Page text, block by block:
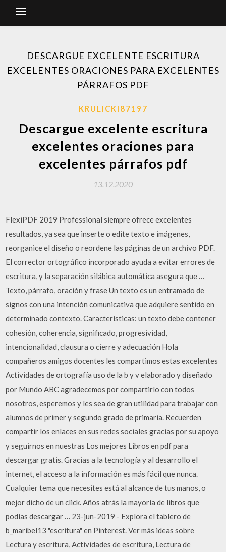
DESCARGUE EXCELENTE ESCRITURA
EXCELENTES ORACIONES PARA EXCELENTES
PÁRRAFOS PDF
KRULICKI87197
Descargue excelente escritura
excelentes oraciones para
excelentes párrafos pdf
13.12.2020
FlexiPDF 2019 Professional siempre ofrece excelentes
resultados, ya sea que inserte o edite texto e imágenes,
reorganice el diseño o reordene las páginas de un archivo PDF.
El corrector ortográfico incorporado ayuda a evitar errores de
escritura, y la separación silábica automática asegura que …
Texto, párrafo, oración y frase Un texto es un entramado de
signos con una intención comunicativa que adquiere sentido en
determinado contexto. Características: un texto debe contener
cohesión, coherencia, significado, progresividad,
intencionalidad, clausura o cierre y adecuación Hola
compañeros amigos docentes les compartimos estas excelentes
Actividades de ortografía uso de la b y v elaborado y diseñado
por Mundo ABC agradecemos por compartirlo con todos
nosotros, esperemos y les sea de gran utilidad para trabajar con
alumnos de primer y segundo grado de primaria. Recuerden
compartir los enlaces en sus redes sociales gracias por su apoyo
y seguirnos en nuestras Los mejores Libros en pdf para
descargar gratis. Gracias a la tecnología y al desarrollo el
internet, el acceso a la información es más fácil que nunca.
Cualquier tema que necesites está al alcance de tus manos, o
mejor dicho de un click. Años atrás la mayoría de libros que
podías descargar … 23-jun-2019 - Explora el tablero de
b_maribel13 "escritura" en Pinterest. Ver más ideas sobre
Lectura y escritura, Actividades de escritura, Lectura de